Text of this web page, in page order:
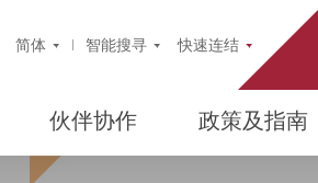
Site Search Popup
简体 智能搜寻 快速连结
伙伴协作 政策及指南